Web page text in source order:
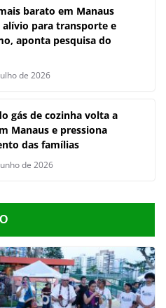
barato em Manaus
alívio para transporte e
aponta pesquisa do
de 2026
gás de cozinha volta a
Manaus e pressiona
das famílias
de 2026